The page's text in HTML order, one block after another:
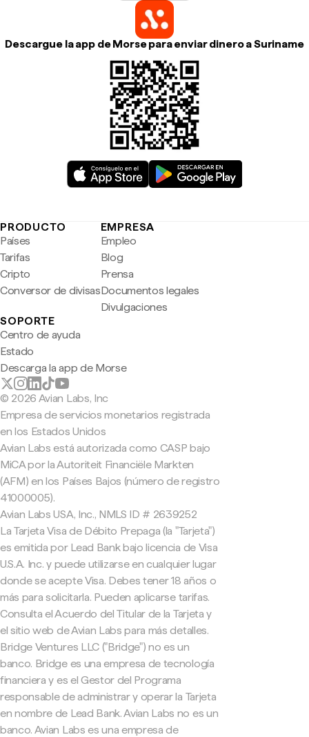
Descargue la app de Morse para enviar dinero a Suriname
PRODUCTO
Países
Tarifas
Cripto
Conversor de divisas
EMPRESA
Empleo
Blog
Prensa
Documentos legales
Divulgaciones
SOPORTE
Centro de ayuda
Estado
Descarga la app de Morse
© 2026 Avian Labs, Inc
Empresa de servicios monetarios registrada
en los Estados Unidos
Avian Labs está autorizada como CASP bajo
MiCA por la Autoriteit Financiële Markten
(AFM) en los Países Bajos (número de registro
41000005).
Avian Labs USA, Inc., NMLS ID # 2639252
La Tarjeta Visa de Débito Prepaga (la "Tarjeta")
es emitida por Lead Bank bajo licencia de Visa
U.S.A. Inc. y puede utilizarse en cualquier lugar
donde se acepte Visa. Debes tener 18 años o
más para solicitarla. Pueden aplicarse tarifas.
Consulta el Acuerdo del Titular de la Tarjeta y
el sitio web de Avian Labs para más detalles.
Bridge Ventures LLC ("Bridge") no es un
banco. Bridge es una empresa de tecnología
financiera y es el Gestor del Programa
responsable de administrar y operar la Tarjeta
en nombre de Lead Bank. Avian Labs no es un
banco. Avian Labs es una empresa de